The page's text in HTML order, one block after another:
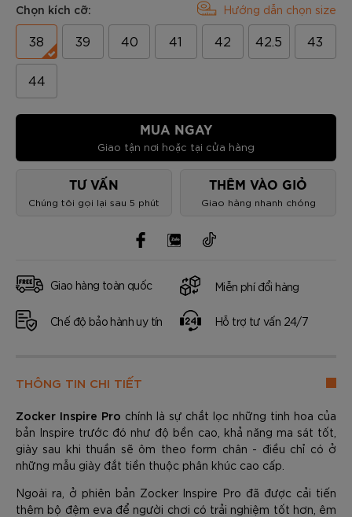
Chọn kích cỡ: Hướng dẫn chọn size
38 39 40 41 42 42.5 43
44
MUA NGAY
Giao tận nơi hoặc tại cửa hàng
TƯ VẤN
Chúng tôi gọi lại sau 5 phút
THÊM VÀO GIỎ
Giao hàng nhanh chóng
Giao hàng toàn quốc Miễn phí đổi hàng
Chế độ bảo hành uy tín Hỗ trợ tư vấn 24/7
THÔNG TIN CHI TIẾT
Zocker Inspire Pro chính là sự chắt lọc những tinh hoa của
bản Inspire trước đó như độ bền cao, khả năng ma sát tốt,
giày sau khi thuần sẽ ôm theo form chân - điều chỉ có ở
những mẫu giày đắt tiền thuộc phân khúc cao cấp.
Ngoài ra, ở phiên bản Zocker Inspire Pro đã được cải tiến
thêm bộ đệm eva để người chơi có trải nghiệm tốt hơn, êm